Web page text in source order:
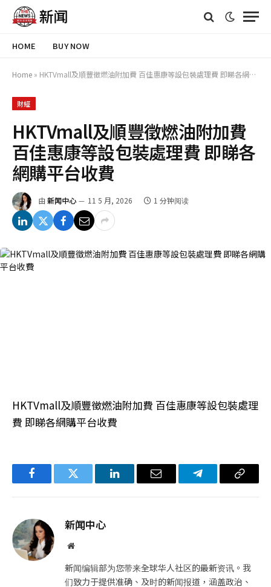
HOME BUY NOW
Home » HKTVmall及順豐徵燃油附加費 百佳惠康等設包裝處理費 即睇各網購平台收費
財經
HKTVmall及順豐徵燃油附加費
百佳惠康等設包裝處理費 即睇各
網購平台收費
由 新闻中心 11 5 月, 2026 1 分钟阅读
HKTVmall及順豐徵燃油附加費 百佳惠康等設包裝處理
費 即睇各網購平台收費
FacebookTwitter LinkedIn电
Telegram复
新闻中心
网
新闻编辑部为您带来全球华人社区的最新资讯。我
们致力于提供准确、及时的新闻报道，涵盖政治、